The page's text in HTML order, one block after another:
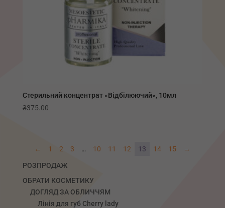
Стерильний концентрат «Відбілюючий», 10мл
₴375.00
← 1 2 3 … 10 11 12 13 14 15 →
РОЗПРОДАЖ
ОБРАТИ КОСМЕТИКУ
ДОГЛЯД ЗА ОБЛИЧЧЯМ
Лінія для губ Сherry lady